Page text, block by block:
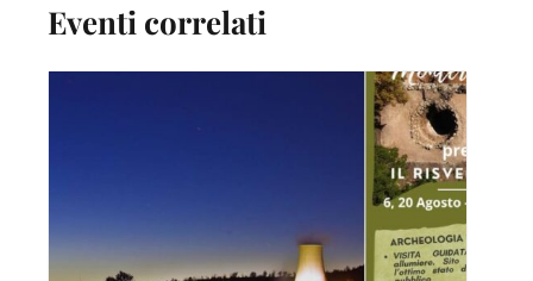
Eventi correlati